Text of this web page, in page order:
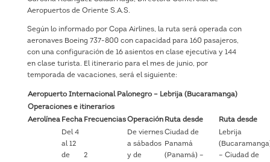
Aeropuertos de Oriente S.A.S.
Según lo informado por Copa Airlines, la ruta será operada con
aeronaves Boeing 737-800 con capacidad para 160 pasajeros,
con una configuración de 16 asientos en clase ejecutiva y 144
en clase turista. El itinerario para el mes de junio, por
temporada de vacaciones, será el siguiente:
Aeropuerto Internacional Palonegro – Lebrija (Bucaramanga)
Operaciones e itinerarios
Aerolínea Fecha FrecuenciasOperación Ruta desde Ruta desde
Del 4
al 12
de
2
De viernes
a sábados
y de
Ciudad de
Panamá
(Panamá) –
Lebrija
– Ciudad de